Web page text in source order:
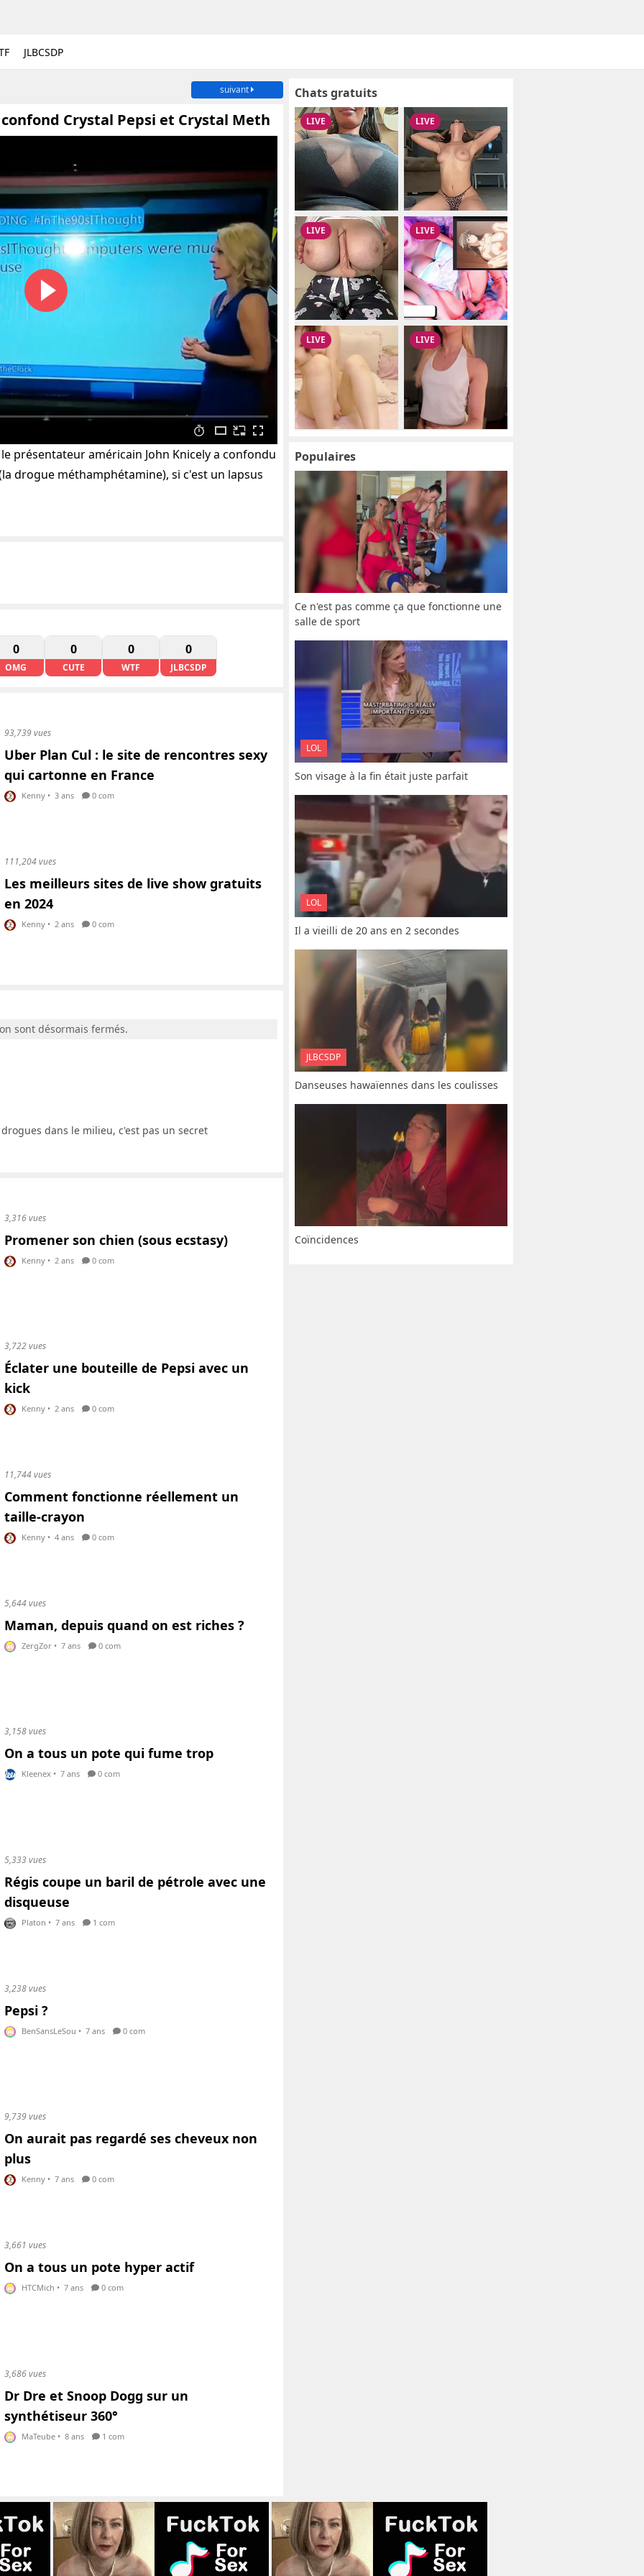
JLBCSDP
suivant
Crystal Pepsi et Crystal Meth
présentateur américain John Knicely a confondu
drogue méthamphétamine), si c'est un lapsus
0
OMG
0
CUTE
0
WTF
0
JLBCSDP
93,739 vues
Uber Plan Cul : le site de rencontres sexy
qui cartonne en France
Kenny • 3 ans 0 com
111,204 vues
Les meilleurs sites de live show gratuits
en 2024
Kenny • 2 ans 0 com
sont désormais fermés.
dans le milieu, c'est pas un secret
3,316 vues
Promener son chien (sous ecstasy)
Kenny • 2 ans 0 com
3,722 vues
Éclater une bouteille de Pepsi avec un
kick
Kenny • 2 ans 0 com
11,744 vues
Comment fonctionne réellement un
taille-crayon
Kenny • 4 ans 0 com
5,644 vues
Maman, depuis quand on est riches ?
ZergZor • 7 ans 0 com
3,158 vues
On a tous un pote qui fume trop
Kleenex • 7 ans 0 com
5,333 vues
Régis coupe un baril de pétrole avec une
disqueuse
Platon • 7 ans 1 com
3,238 vues
Pepsi ?
BenSansLeSou • 7 ans 0 com
9,739 vues
On aurait pas regardé ses cheveux non
plus
Kenny • 7 ans 0 com
3,661 vues
On a tous un pote hyper actif
HTCMich • 7 ans 0 com
3,686 vues
Dr Dre et Snoop Dogg sur un
synthétiseur 360°
MaTeube • 8 ans 1 com
Chats gratuits
Populaires
Ce n'est pas comme ça que fonctionne une
salle de sport
LOL
Son visage à la fin était juste parfait
LOL
Il a vieilli de 20 ans en 2 secondes
JLBCSDP
Danseuses hawaïennes dans les coulisses
Coïncidences